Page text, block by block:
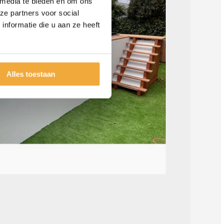
partners voor social
die u aan ze heeft
Alles toestaan